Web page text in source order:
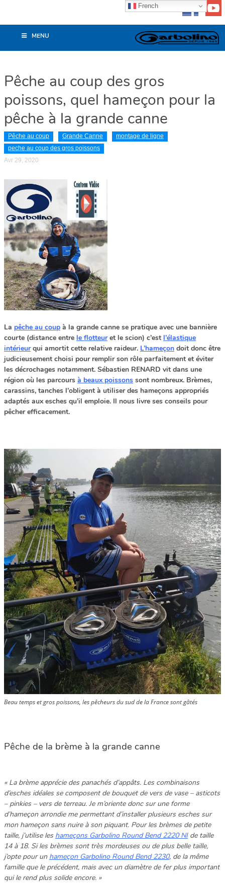
MENU
Pêche au coup des gros
poissons, quel hameçon pour la
pêche à la grande canne
Pêche au coup Grande Canne
montage de ligne
peche au coup des gros poissons
Avr 29, 2020
La pêche au coup à la grande canne se pratique avec une bannière
courte (distance entre le flotteuret le scion) c’est l’élastique
intérieur qui amortit cette relative raideur. L’hameçon doit donc être
judicieusement choisi pour remplir son rôle parfaitement et éviter
les décrochages notamment. Sébastien RENARD vit dans une
région où les parcours à beaux poissons sont nombreux. Brèmes,
carassins, tanches l’obligent à utiliser des hameçons appropriés
adaptés aux esches qu’il emploie. Il nous livre ses conseils pour
pêcher efficacement.
Beau temps et gros poissons, les pêcheurs du sud de la France sont gâtés
Pêche de la brème à la grande canne
« La brème apprécie des panachés d’appâts. Les combinaisons
d’esches idéales se composent de bouquet de vers de vase – asticots
– pinkies – vers de terreau. Je m’oriente donc sur une forme
d’hameçon arrondie me permettant d’installer plusieurs esches sur
mon hameçon sans nuire à son piquant. Pour les brèmes de petite
taille, j’utilise les hameçons Garbolino Round Bend 2220 NIde taille
14 à 18. Si les brèmes sont très mordeuses ou de plus belle taille,
j’opte pour un hameçon Garbolino Round Bend 2230, de la même
famille que le précédent, mais avec un diamètre de fer plus important
qui le rend plus solide encore. »
French